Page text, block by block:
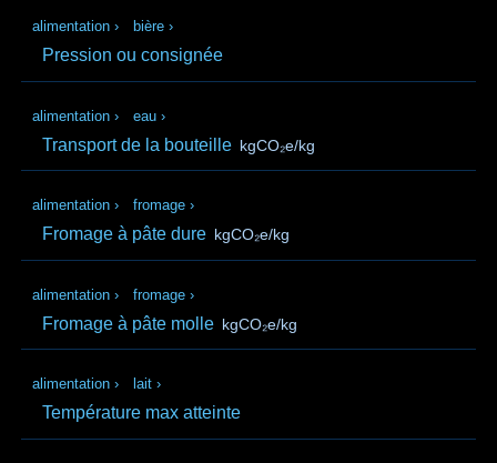
alimentation › bière ›
Pression ou consignée
alimentation › eau ›
Transport de la bouteille kgCO₂e/kg
alimentation › fromage ›
Fromage à pâte dure kgCO₂e/kg
alimentation › fromage ›
Fromage à pâte molle kgCO₂e/kg
alimentation › lait ›
Température max atteinte